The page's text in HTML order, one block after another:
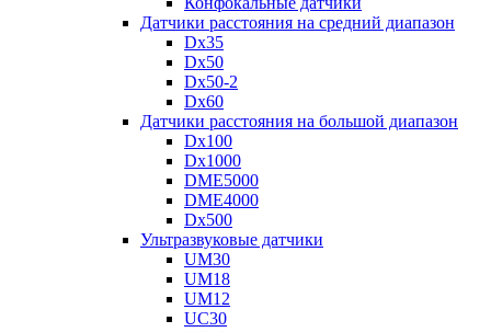
Датчики расстояния на средний диапазон
Dx35
Dx50
Dx50-2
Dx60
Датчики расстояния на большой диапазон
Dx100
Dx1000
DME5000
DME4000
Dx500
Ультразвуковые датчики
UM30
UM18
UM12
UC30